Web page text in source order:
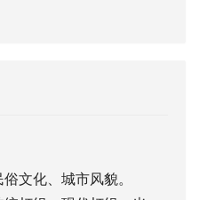
文化、城市风貌。